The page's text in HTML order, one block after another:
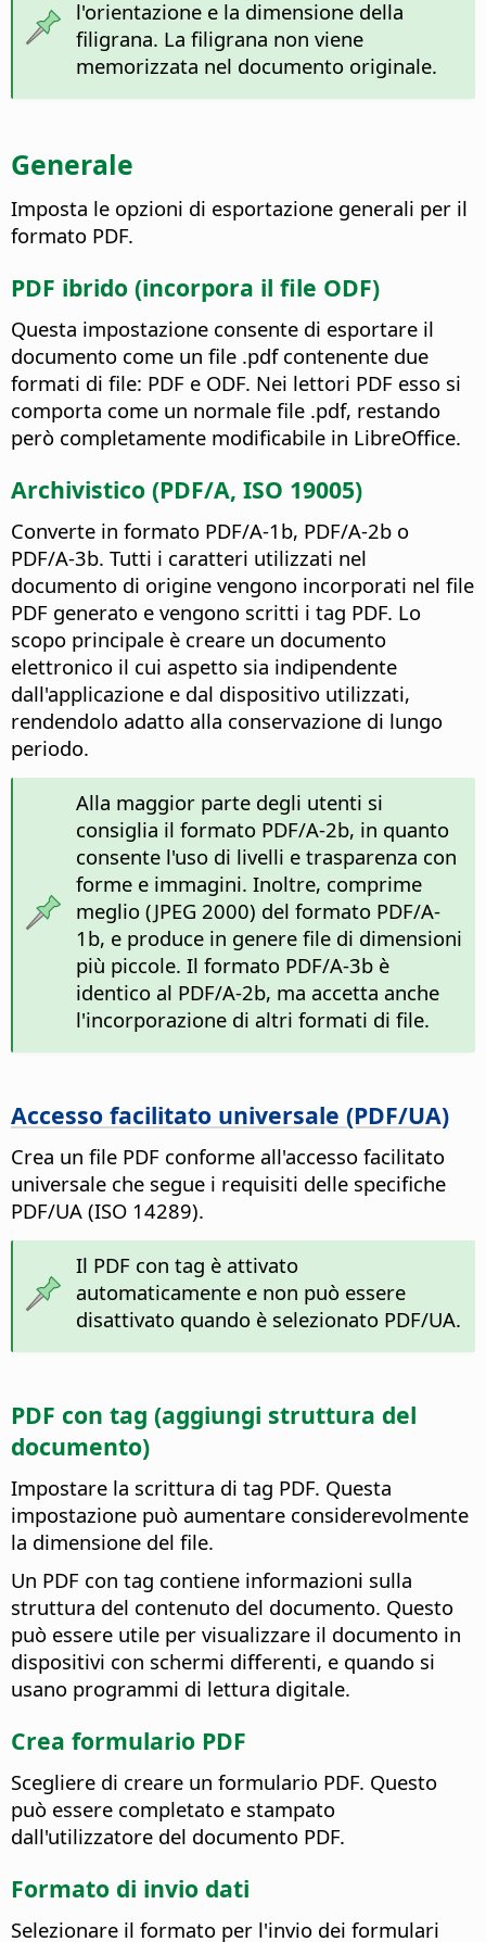
l'orientazione e la dimensione della
filigrana. La filigrana non viene
memorizzata nel documento originale.
Generale
Imposta le opzioni di esportazione generali per il
formato PDF.
PDF ibrido (incorpora il file ODF)
Questa impostazione consente di esportare il
documento come un file .pdf contenente due
formati di file: PDF e ODF. Nei lettori PDF esso si
comporta come un normale file .pdf, restando
però completamente modificabile in LibreOffice.
Archivistico (PDF/A, ISO 19005)
Converte in formato PDF/A-1b, PDF/A-2b o
PDF/A-3b. Tutti i caratteri utilizzati nel
documento di origine vengono incorporati nel file
PDF generato e vengono scritti i tag PDF. Lo
scopo principale è creare un documento
elettronico il cui aspetto sia indipendente
dall'applicazione e dal dispositivo utilizzati,
rendendolo adatto alla conservazione di lungo
periodo.
Alla maggior parte degli utenti si
consiglia il formato PDF/A-2b, in quanto
consente l'uso di livelli e trasparenza con
forme e immagini. Inoltre, comprime
meglio (JPEG 2000) del formato PDF/A-
1b, e produce in genere file di dimensioni
più piccole. Il formato PDF/A-3b è
identico al PDF/A-2b, ma accetta anche
l'incorporazione di altri formati di file.
Accesso facilitato universale (PDF/UA)
Crea un file PDF conforme all'accesso facilitato
universale che segue i requisiti delle specifiche
PDF/UA (ISO 14289).
Il PDF con tag è attivato
automaticamente e non può essere
disattivato quando è selezionato PDF/UA.
PDF con tag (aggiungi struttura del
documento)
Impostare la scrittura di tag PDF. Questa
impostazione può aumentare considerevolmente
la dimensione del file.
Un PDF con tag contiene informazioni sulla
struttura del contenuto del documento. Questo
può essere utile per visualizzare il documento in
dispositivi con schermi differenti, e quando si
usano programmi di lettura digitale.
Crea formulario PDF
Scegliere di creare un formulario PDF. Questo
può essere completato e stampato
dall'utilizzatore del documento PDF.
Formato di invio dati
Selezionare il formato per l'invio dei formulari